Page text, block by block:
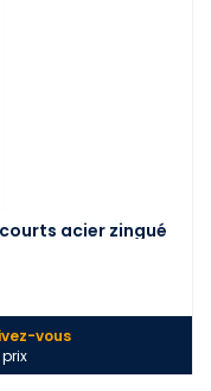
acier zingué
vous